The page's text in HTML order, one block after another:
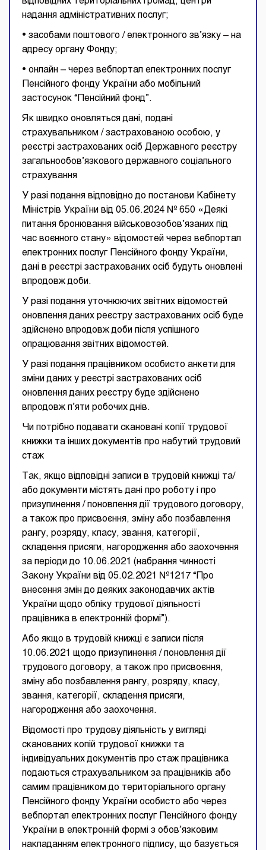
надання адміністративних послуг;
• засобами поштового / електронного зв’язку – на
адресу органу Фонду;
• онлайн – через вебпортал електронних послуг
Пенсійного фонду України або мобільний
застосунок “Пенсійний фонд”.
Як швидко оновляться дані, подані
страхувальником / застрахованою особою, у
реєстрі застрахованих осіб Державного реєстру
загальнообов’язкового державного соціального
страхування
У разі подання відповідно до постанови Кабінету
Міністрів України від 05.06.2024 № 650 «Деякі
питання бронювання військовозобов’язаних під
час воєнного стану» відомостей через вебпортал
електронних послуг Пенсійного фонду України,
дані в реєстрі застрахованих осіб будуть оновлені
впродовж доби.
У разі подання уточнюючих звітних відомостей
оновлення даних реєстру застрахованих осіб буде
здійснено впродовж доби після успішного
опрацювання звітних відомостей.
У разі подання працівником особисто анкети для
зміни даних у реєстрі застрахованих осіб
оновлення даних реєстру буде здійснено
впродовж п’яти робочих днів.
Чи потрібно подавати скановані копії трудової
книжки та інших документів про набутий трудовий
стаж
Так, якщо відповідні записи в трудовій книжці та/
або документи містять дані про роботу і про
призупинення / поновлення дії трудового договору,
а також про присвоєння, зміну або позбавлення
рангу, розряду, класу, звання, категорії,
складення присяги, нагородження або заохочення
за періоди до 10.06.2021 (набрання чинності
Закону України від 05.02.2021 №1217 “Про
внесення змін до деяких законодавчих актів
України щодо обліку трудової діяльності
працівника в електронній формі”).
Або якщо в трудовій книжці є записи після
10.06.2021 щодо призупинення / поновлення дії
трудового договору, а також про присвоєння,
зміну або позбавлення рангу, розряду, класу,
звання, категорії, складення присяги,
нагородження або заохочення.
Відомості про трудову діяльність у вигляді
сканованих копій трудової книжки та
індивідуальних документів про стаж працівника
подаються страхувальником за працівників або
самим працівником до територіального органу
Пенсійного фонду України особисто або через
вебпортал електронних послуг Пенсійного фонду
України в електронній формі з обов’язковим
накладанням електронного підпису, що базується